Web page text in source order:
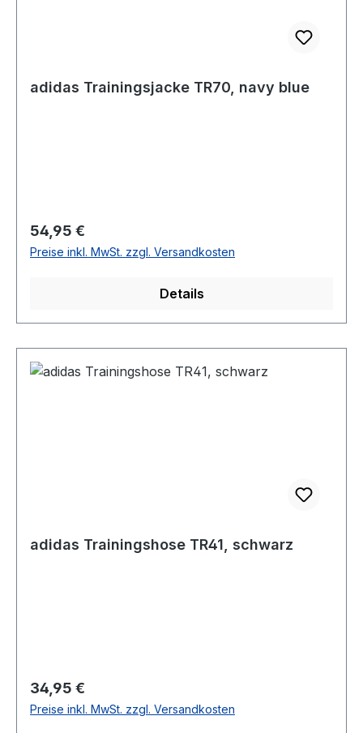
adidas Trainingsjacke TR70, navy blue
Regulärer Preis:
54,95 €
Preise inkl. MwSt. zzgl. Versandkosten
Details
adidas Trainingshose TR41, schwarz
Regulärer Preis:
34,95 €
Preise inkl. MwSt. zzgl. Versandkosten